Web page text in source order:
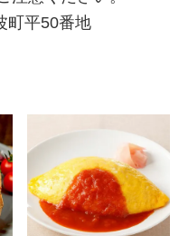
町平50番地